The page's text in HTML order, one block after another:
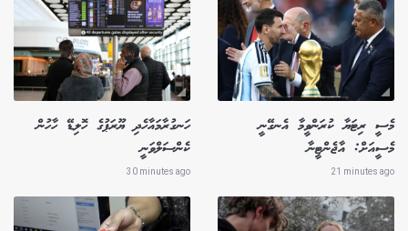
މެސީ ރިޓަޔާ ކުރަންވީމާ އެނގޭނީ
މެސީއަށް: އާޖެންޓީނާ
21 minutes ago
ހަނގުރާމައާހެދި ޔޫރަޕުގެ ހޮލިޑޭ ހާހުން
ކެންސަލްވަނީ
30 minutes ago